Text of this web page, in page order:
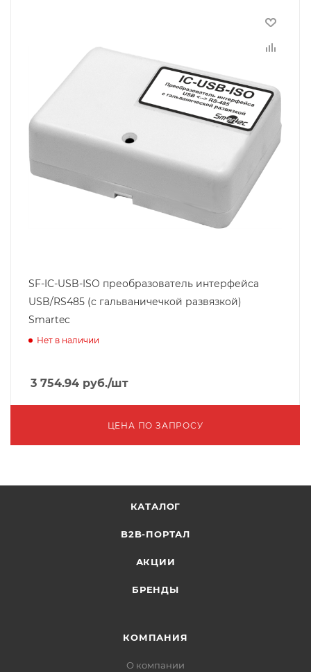
SF-IC-USB-ISO преобразователь интерфейса
USB/RS485 (с гальваничечкой развязкой)
Smartec
Нет в наличии
3 754.94 руб./шт
ЦЕНА ПО ЗАПРОСУ
КАТАЛОГ
B2B-ПОРТАЛ
АКЦИИ
БРЕНДЫ
КОМПАНИЯ
О компании